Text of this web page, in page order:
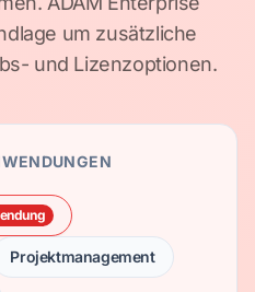
um zusätzliche
und Lizenzoptionen.
Projektmanagement